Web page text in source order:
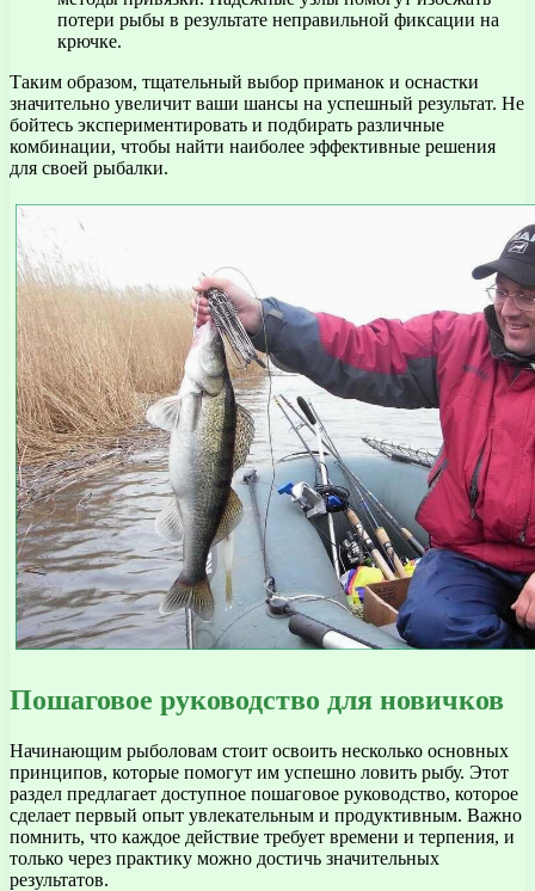
потери рыбы в результате неправильной фиксации на
крючке.
Таким образом, тщательный выбор приманок и оснастки
значительно увеличит ваши шансы на успешный результат. Не
бойтесь экспериментировать и подбирать различные
комбинации, чтобы найти наиболее эффективные решения
для своей рыбалки.
Пошаговое руководство для новичков
Начинающим рыболовам стоит освоить несколько основных
принципов, которые помогут им успешно ловить рыбу. Этот
раздел предлагает доступное пошаговое руководство, которое
сделает первый опыт увлекательным и продуктивным. Важно
помнить, что каждое действие требует времени и терпения, и
только через практику можно достичь значительных
результатов.